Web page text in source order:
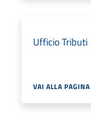
Ufficio Tributi
VAI ALLA PAGINA